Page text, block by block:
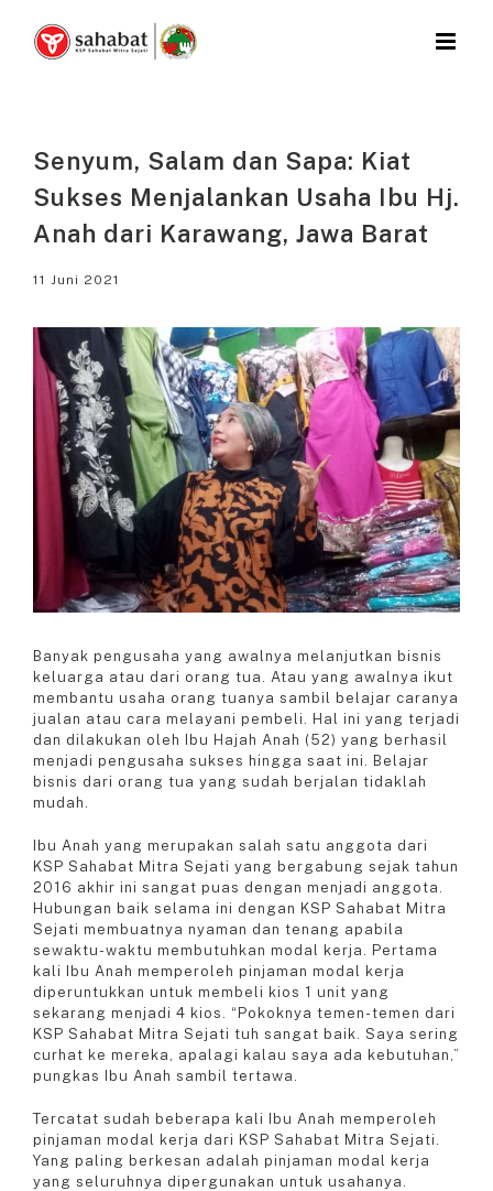
content
Senyum, Salam dan Sapa: Kiat
Sukses Menjalankan Usaha Ibu Hj.
Anah dari Karawang, Jawa Barat
11 Juni 2021
View
Larger
Image
Banyak pengusaha yang awalnya melanjutkan bisnis
keluarga atau dari orang tua. Atau yang awalnya ikut
membantu usaha orang tuanya sambil belajar caranya
jualan atau cara melayani pembeli. Hal ini yang terjadi
dan dilakukan oleh Ibu Hajah Anah (52) yang berhasil
menjadi pengusaha sukses hingga saat ini. Belajar
bisnis dari orang tua yang sudah berjalan tidaklah
mudah.
Ibu Anah yang merupakan salah satu anggota dari
KSP Sahabat Mitra Sejati yang bergabung sejak tahun
2016 akhir ini sangat puas dengan menjadi anggota.
Hubungan baik selama ini dengan KSP Sahabat Mitra
Sejati membuatnya nyaman dan tenang apabila
sewaktu-waktu membutuhkan modal kerja. Pertama
kali Ibu Anah memperoleh pinjaman modal kerja
diperuntukkan untuk membeli kios 1 unit yang
sekarang menjadi 4 kios. “Pokoknya temen-temen dari
KSP Sahabat Mitra Sejati tuh sangat baik. Saya sering
curhat ke mereka, apalagi kalau saya ada kebutuhan,”
pungkas Ibu Anah sambil tertawa.
Tercatat sudah beberapa kali Ibu Anah memperoleh
pinjaman modal kerja dari KSP Sahabat Mitra Sejati.
Yang paling berkesan adalah pinjaman modal kerja
yang seluruhnya dipergunakan untuk usahanya.